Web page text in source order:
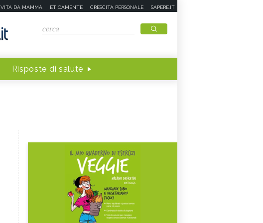
VITA DA MAMMA ETICAMENTE CRESCITA PERSONALE SAPERE.IT
Risposte di salute